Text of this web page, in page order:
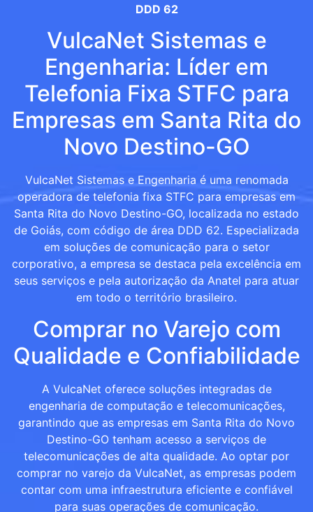
DDD 62
VulcaNet Sistemas e
Engenharia: Líder em
Telefonia Fixa STFC para
Empresas em Santa Rita do
Novo Destino-GO
VulcaNet Sistemas e Engenharia é uma renomada
operadora de telefonia fixa STFC para empresas em
Santa Rita do Novo Destino-GO, localizada no estado
de Goiás, com código de área DDD 62. Especializada
em soluções de comunicação para o setor
corporativo, a empresa se destaca pela excelência em
seus serviços e pela autorização da Anatel para atuar
em todo o território brasileiro.
Comprar no Varejo com
Qualidade e Confiabilidade
A VulcaNet oferece soluções integradas de
engenharia de computação e telecomunicações,
garantindo que as empresas em Santa Rita do Novo
Destino-GO tenham acesso a serviços de
telecomunicações de alta qualidade. Ao optar por
comprar no varejo da VulcaNet, as empresas podem
contar com uma infraestrutura eficiente e confiável
para suas operações de comunicação.